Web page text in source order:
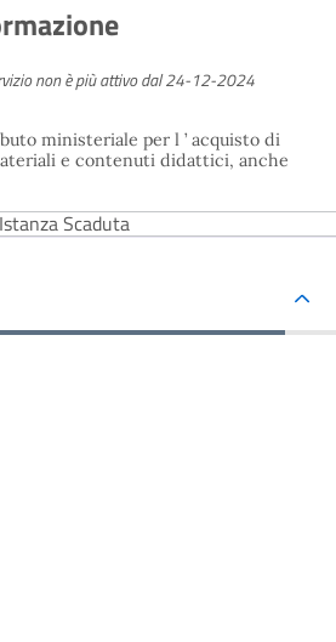
non è più attivo dal 24-12-2024
ministeriale per l ’ acquisto di
e contenuti didattici, anche
Istanza Scaduta